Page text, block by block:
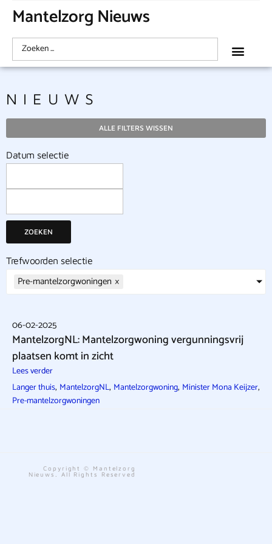
Mantelzorg Nieuws
NIEUWS
ALLE FILTERS WISSEN
Datum selectie
ZOEKEN
Trefwoorden selectie
Pre-mantelzorgwoningen ×
06-02-2025
MantelzorgNL: Mantelzorgwoning vergunningsvrij
plaatsen komt in zicht
Lees verder
Langer thuis, MantelzorgNL, Mantelzorgwoning, Minister Mona Keijzer,
Pre-mantelzorgwoningen
Copyright © Mantelzorg
Nieuws. All Rights Reserved